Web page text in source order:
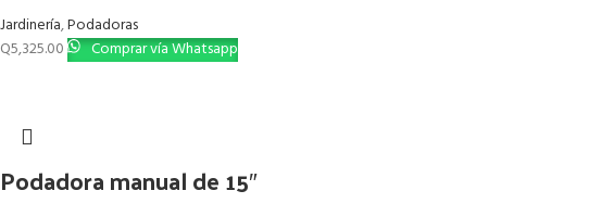
Jardinería,Podadoras
Q5,325.00 Comprar vía Whatsapp
Podadora manual de 15″